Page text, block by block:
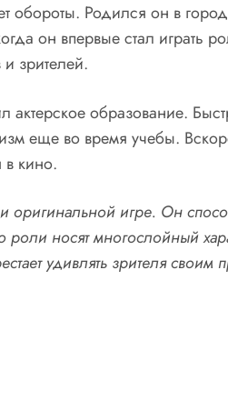
обороты. Родился он в
он впервые стал играть
зрителей.
образование.
еще во время учебы.
в кино.
оригинальной игре. Он
носят многослойный
удивлять зрителя